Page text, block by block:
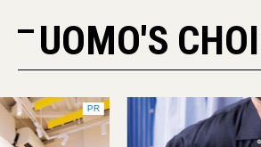
UOMO'S
PR